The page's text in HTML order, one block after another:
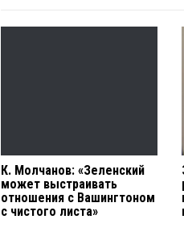
К. Молчанов: «Зеленский
может выстраивать
отношения с Вашингтоном
с чистого листа»